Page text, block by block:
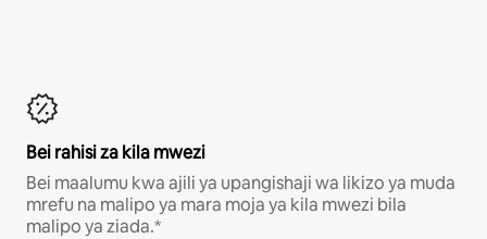
Bei rahisi za kila mwezi
Bei maalumu kwa ajili ya upangishaji wa likizo ya muda
mrefu na malipo ya mara moja ya kila mwezi bila
malipo ya ziada.*